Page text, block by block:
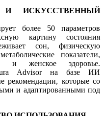
ИСКУССТВЕННЫЙ
более 50 параметров
картину состояния
сон, физическую
показатели,
и женское здоровье.
Advisor на базе ИИ
рекомендации, которые со
и адаптированными под